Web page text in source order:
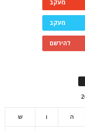
מעקב
מעקב
להירשם
ה ו ש